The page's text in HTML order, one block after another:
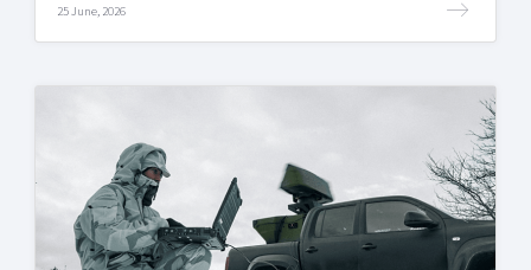
25 June, 2026